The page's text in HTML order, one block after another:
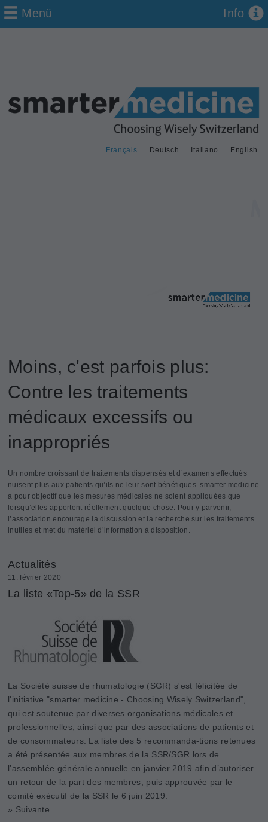
Deutsch
Français Italiano English
Menü Info
Moins, c'est parfois plus:
Contre les traitements
médicaux excessifs ou
inappropriés
Un nombre croissant de traitements dispensés et d’examens effectués
nuisent plus aux patients qu’ils ne leur sont bénéfiques. smarter medicine
a pour objectif que les mesures médicales ne soient appliquées que
lorsqu’elles apportent réellement quelque chose. Pour y parvenir,
l’association encourage la discussion et la recherche sur les traitements
inutiles et met du matériel d’information à disposition.
Actualités
11. février 2020
La liste «Top-5» de la SSR
La Société suisse de rhumatologie (SGR) s'est félicitée de
l'initiative "smarter medicine - Choosing Wisely Switzerland",
qui est soutenue par diverses organisations médicales et
professionnelles, ainsi que par des associations de patients et
de consommateurs. La liste des 5 recommanda-tions retenues
a été présentée aux membres de la SSR/SGR lors de
l’assemblée générale annuelle en janvier 2019 afin d’autoriser
un retour de la part des membres, puis approuvée par le
comité exécutif de la SSR le 6 juin 2019.
» Suivante